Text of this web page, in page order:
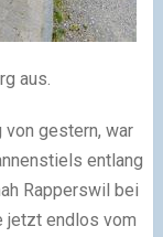
aus.
von gestern, war
entlang
Rapperswil bei
jetzt endlos vom